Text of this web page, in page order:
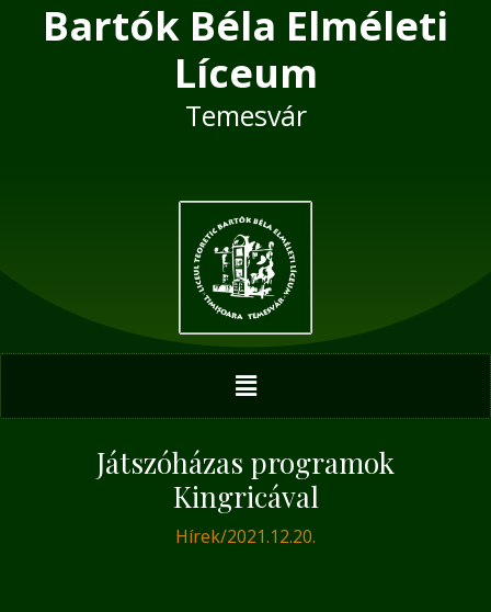
Bartók Béla Elméleti
Líceum
Temesvár
Menu
Játszóházas programok
Kingricával
Hírek/2021.12.20.
Post
navigation